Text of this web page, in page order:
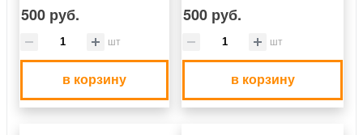
500 руб.
шт
в корзину
500 руб.
шт
в корзину